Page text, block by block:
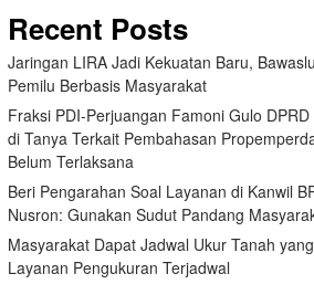
Recent Posts
Jaringan LIRA Jadi Kekuatan Baru,
Pemilu Berbasis Masyarakat
Fraksi PDI-Perjuangan Famoni Gulo
di Tanya Terkait Pembahasan
Belum Terlaksana
Beri Pengarahan Soal Layanan di Kanwil
Nusron: Gunakan Sudut Pandang
Masyarakat Dapat Jadwal Ukur Tanah
Layanan Pengukuran Terjadwal